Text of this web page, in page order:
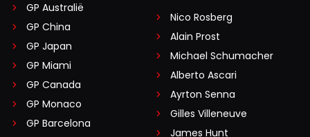
GP Australië
GP China
GP Japan
GP Miami
GP Canada
GP Monaco
GP Barcelona
Nico Rosberg
Alain Prost
Michael Schumacher
Alberto Ascari
Ayrton Senna
Gilles Villeneuve
James Hunt